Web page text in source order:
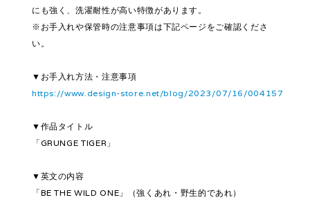
にも強く、洗濯耐性が高い特徴があります。
※お手入れや保管時の注意事項は下記ページをご確認くださ
い。
▼お手入れ方法・注意事項
https://www.design-store.net/blog/2023/07/16/004157
▼作品タイトル
「GRUNGE TIGER」
▼英文の内容
「BE THE WILD ONE」（強くあれ・野生的であれ）